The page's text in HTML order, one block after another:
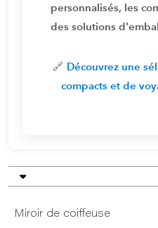
personnalisés, les
des solutions
🔗 Découvrez une
compacts et de
Miroir de coiffeuse